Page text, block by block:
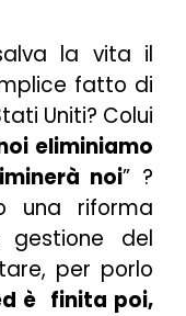
la vita il
fatto di
Uniti? Colui
eliminiamo
noi” ?
una riforma
del
per porlo
è finita poi,